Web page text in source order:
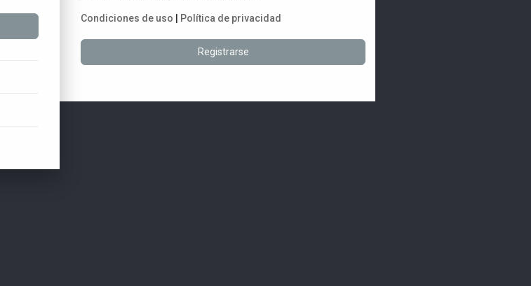
Condiciones de uso Política de privacidad
Registrarse